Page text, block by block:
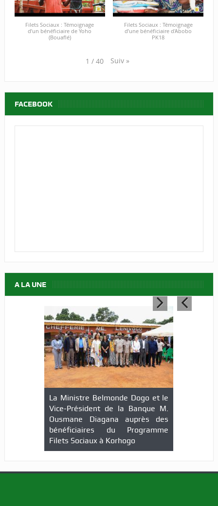
Filets Sociaux : Témoignage
d’un bénéficiaire de Yoho
(Bouaflé)
Filets Sociaux : Témoignage
d’une bénéficiaire d'Abobo
PK18
1 / 40 Suiv »
FACEBOOK
A LA UNE
La Ministre Belmonde Dogo et le
Vice-Président de la Banque M.
Ousmane Diagana auprès des
bénéficiaires du Programme
Filets Sociaux à Korhogo